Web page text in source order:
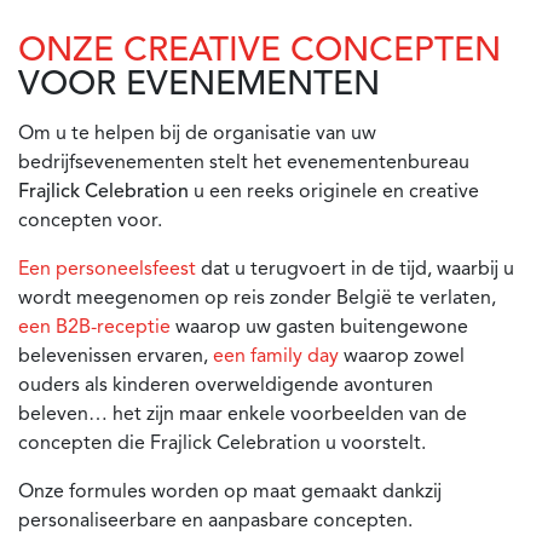
ONZE CREATIVE CONCEPTEN
VOOR EVENEMENTEN
Om u te helpen bij de organisatie van uw
bedrijfsevenementen stelt het evenementenbureau
Frajlick Celebration u een reeks originele en creative
concepten voor.
Een personeelsfeest dat u terugvoert in de tijd, waarbij u
wordt meegenomen op reis zonder België te verlaten,
een B2B-receptie waarop uw gasten buitengewone
belevenissen ervaren, een family day waarop zowel
ouders als kinderen overweldigende avonturen
beleven… het zijn maar enkele voorbeelden van de
concepten die Frajlick Celebration u voorstelt.
Onze formules worden op maat gemaakt dankzij
personaliseerbare en aanpasbare concepten.